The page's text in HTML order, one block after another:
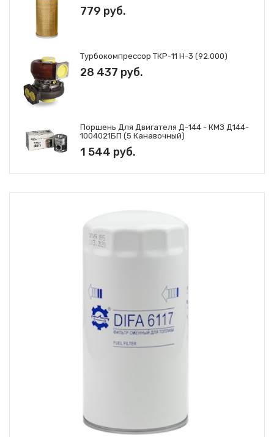
779 руб.
Турбокомпрессор ТКР-11 Н-3 (92.000)
28 437 руб.
Поршень Для Двигателя Д-144 - КМЗ Д144-
1004021БП (5 Канавочный)
1 544 руб.